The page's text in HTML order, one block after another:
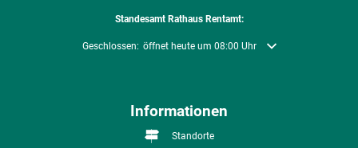
Standesamt Rathaus Rentamt:
Klicken, um weitere Öffnungs- oder Schließzeiten auszublenden
Geschlossen: öffnet heute um 08:00 Uhr
Informationen
Standorte